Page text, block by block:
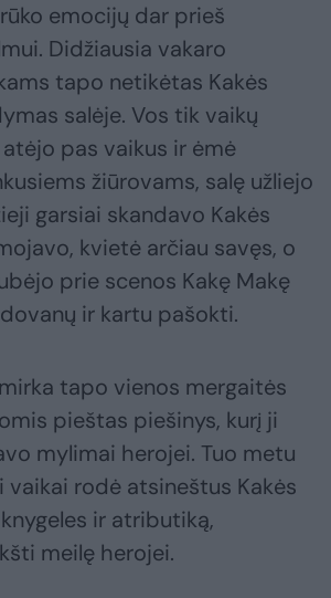
emocijų dar prieš
Didžiausia vakaro
tapo netikėtas Kakės
salėje. Vos tik vaikų
pas vaikus ir ėmė
žiūrovams, salę užliejo
garsiai skandavo Kakės
kvietė arčiau savęs, o
prie scenos Kakę Makę
ir kartu pašokti.
tapo vienos mergaitės
pieštas piešinys, kurį ji
mylimai herojei. Tuo metu
vaikai rodė atsineštus Kakės
ir atributiką,
meilę herojei.